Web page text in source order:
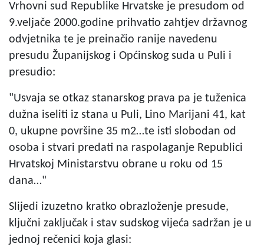
Vrhovni sud Republike Hrvatske je presudom od
9.veljače 2000.godine prihvatio zahtjev državnog
odvjetnika te je preinačio ranije navedenu
presudu Županijskog i Općinskog suda u Puli i
presudio:
"Usvaja se otkaz stanarskog prava pa je tuženica
dužna iseliti iz stana u Puli, Lino Marijani 41, kat
0, ukupne površine 35 m2…te isti slobodan od
osoba i stvari predati na raspolaganje Republici
Hrvatskoj Ministarstvu obrane u roku od 15
dana…"
Slijedi izuzetno kratko obrazloženje presude,
ključni zaključak i stav sudskog vijeća sadržan je u
jednoj rečenici koja glasi: